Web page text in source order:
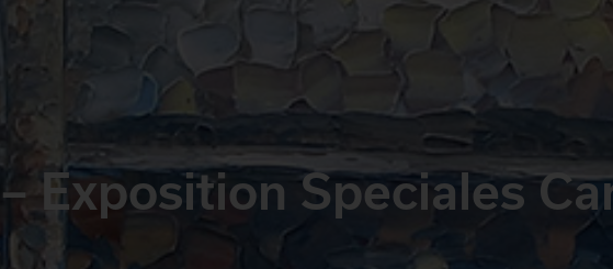
Exposition Speciales